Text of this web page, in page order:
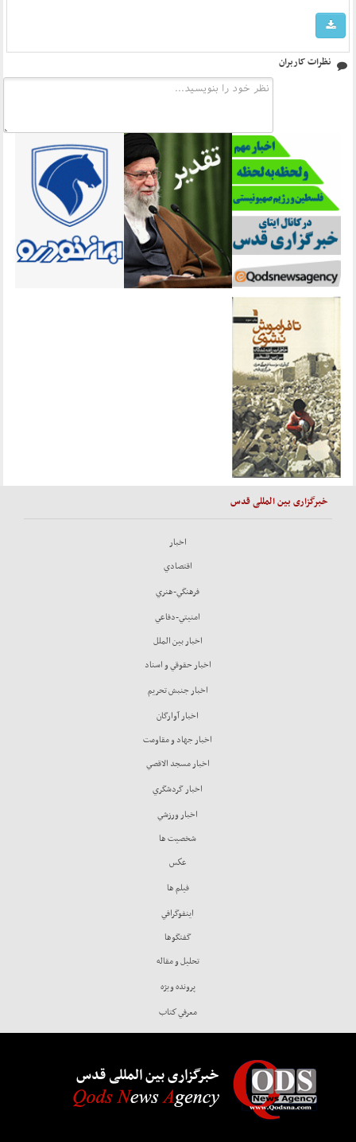
نظرات کاربران
خبرگزاری بین المللی قدس
اخبار
اقتصادي
فرهنگي-هنري
امنيتي-دفاعي
اخبار بين الملل
اخبار حقوقي و اسناد
اخبار جنبش تحريم
اخبار آوارگان
اخبار جهاد و مقاومت
اخبار مسجد الاقصي
اخبار گردشگري
اخبار ورزشي
شخصيت ها
عكس
فيلم ها
اينفوگرافي
گفتگوها
تحليل و مقاله
پرونده ويژه
معرفي كتاب
خبرگزاری بین المللی قدس